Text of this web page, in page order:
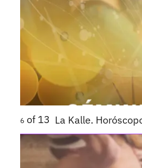
6 of 13 La Kalle.